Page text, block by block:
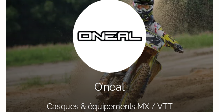
O’neal
Casques & équipements MX / VTT